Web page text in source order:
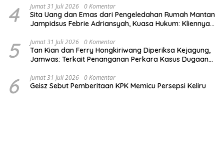
4 Jumat 31 Juli 2026 0 Komentar
Sita Uang dan Emas dari Pengeledahan Rumah Mantan
Jampidsus Febrie Adriansyah, Kuasa Hukum: Kliennya
5 Jumat 31 Juli 2026 0 Komentar
Tan Kian dan Ferry Hongkiriwang Diperiksa Kejagung,
Jamwas: Terkait Penanganan Perkara Kasus Dugaan
6 Jumat 31 Juli 2026 0 Komentar
Geisz Sebut Pemberitaan KPK Memicu Persepsi Keliru